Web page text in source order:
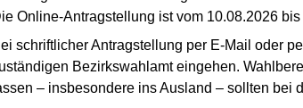
Online-Antragstellung ist vom 10.08.2026
schriftlicher Antragstellung per E-Mail oder
Bezirkswahlamt eingehen.
– insbesondere ins Ausland – sollten bei